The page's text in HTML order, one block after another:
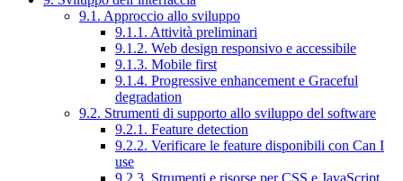
9.1. Approccio allo sviluppo
9.1.1. Attività preliminari
9.1.2. Web design responsivo e accessibile
9.1.3. Mobile first
9.1.4. Progressive enhancement e Graceful
degradation
9.2. Strumenti di supporto allo sviluppo del software
9.2.1. Feature detection
9.2.2. Verificare le feature disponibili con Can I
use
9.2.3. Strumenti e risorse per CSS e JavaScript